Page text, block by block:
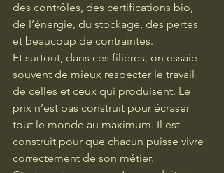
des contrôles, des certifications bio,
de l’énergie, du stockage, des pertes
et beaucoup de contraintes.
Et surtout, dans ces filières, on essaie
souvent de mieux respecter le travail
de celles et ceux qui produisent. Le
prix n’est pas construit pour écraser
tout le monde au maximum. Il est
construit pour que chacun puisse vivre
correctement de son métier.